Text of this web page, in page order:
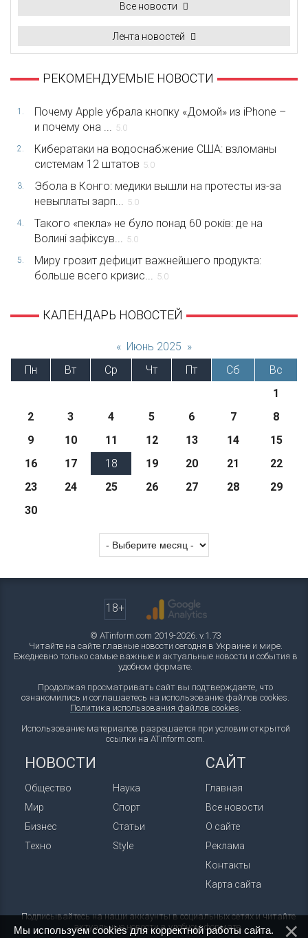
Все новости
Лента новостей
РЕКОМЕНДУЕМЫЕ НОВОСТИ
1.
Почему Apple убрала кнопку «Домой» из iPhone –
и почему она ... 5.0
2.
Кибератаки на водоснабжение США: взломаны
системам 12 штатов 5.0
3.
Эбола в Конго: медики вышли на протесты из-за
невыплаты зарп... 5.0
4.
Такого «пекла» не було понад 60 років: де на
Волині зафіксув... 5.0
5.
Миру грозит дефицит важнейшего продукта:
больше всего кризис... 5.0
КАЛЕНДАРЬ НОВОСТЕЙ
« Июнь 2025 »
Пн
Вт Ср Чт Пт Сб
Вс
1
2
3 4 5 6 7
8
9
10 11 12 13 14
15
16
17 18 19 20 21
22
23
24 25 26 27 28
29
30
18+
© ATinform.com 2019-2026. v.1.73
Читайте на сайте главные новости сегодня в Украине и мире.
Ежедневно только самые важные и актуальные новости и события в
удобном формате.
Продолжая просматривать сайт вы подтверждаете, что
ознакомились и соглашаетесь на использование файлов cookies.
Политика использования файлов cookies.
Использование материалов разрешается при условии открытой
ссылки на ATinform.com.
НОВОСТИ
Общество
Мир
Бизнес
Техно
Наука
Спорт
Статьи
Style
САЙТ
Главная
Все новости
О сайте
Реклама
Контакты
Карта сайта
Подписывайтесь на наши аккаунты в социальных сетях и читайте
актуальные новости в удобном формате.
Мы используем cookies для корректной работы сайта.